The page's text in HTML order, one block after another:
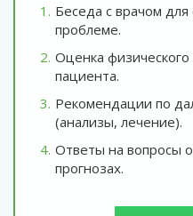
Беседа с врачом
проблеме.
Оценка физического
пациента.
Рекомендации по
(анализы, лечение).
Ответы на вопросы
прогнозах.